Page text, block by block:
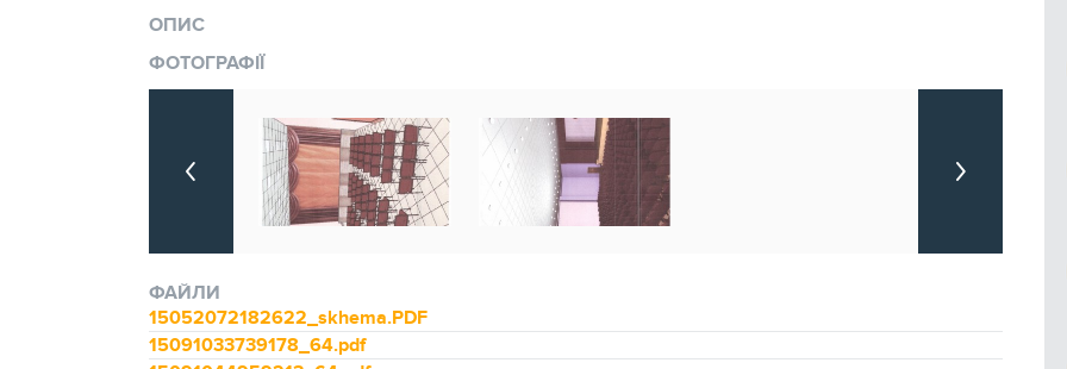
ОПИС
ФОТОГРАФІЇ
ФАЙЛИ
15052072182622_skhema.PDF
15091033739178_64.pdf